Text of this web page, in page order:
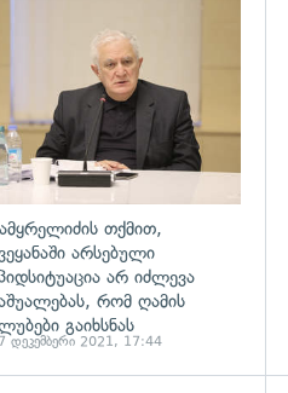
თქმით,
არსებული
არ იძლევა
რომ ღამის
გაიხსნას
დეკემბერი 2021, 17:44